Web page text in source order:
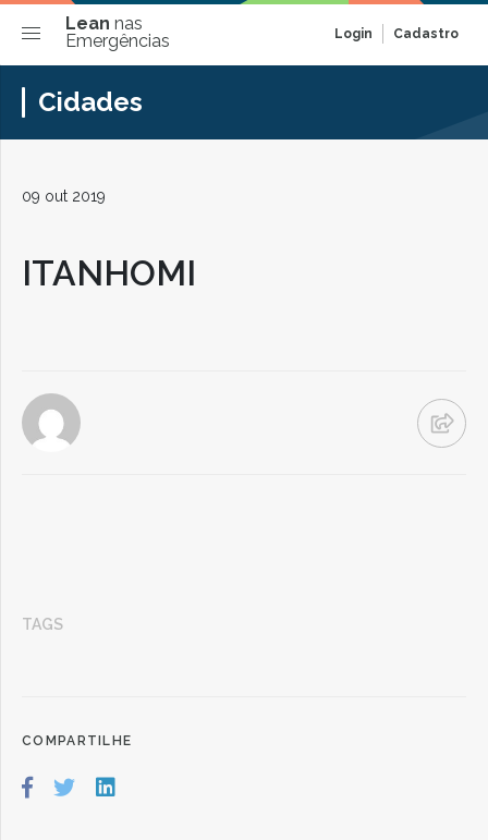
Lean nas
Emergências
Login Cadastro
Cidades
09 out 2019
ITANHOMI
TAGS
COMPARTILHE